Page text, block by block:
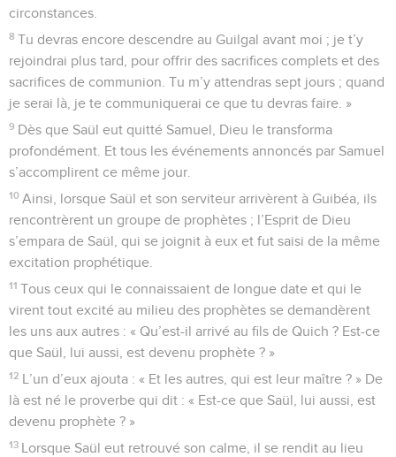
circonstances.
8 Tu devras encore descendre au Guilgal avant moi ; je t’y
rejoindrai plus tard, pour offrir des sacrifices complets et des
sacrifices de communion. Tu m’y attendras sept jours ; quand
je serai là, je te communiquerai ce que tu devras faire. »
9 Dès que Saül eut quitté Samuel, Dieu le transforma
profondément. Et tous les événements annoncés par Samuel
s’accomplirent ce même jour.
10 Ainsi, lorsque Saül et son serviteur arrivèrent à Guibéa, ils
rencontrèrent un groupe de prophètes ; l’Esprit de Dieu
s’empara de Saül, qui se joignit à eux et fut saisi de la même
excitation prophétique.
11 Tous ceux qui le connaissaient de longue date et qui le
virent tout excité au milieu des prophètes se demandèrent
les uns aux autres : « Qu’est-il arrivé au fils de Quich ? Est-ce
que Saül, lui aussi, est devenu prophète ? »
12 L’un d’eux ajouta : « Et les autres, qui est leur maître ? » De
là est né le proverbe qui dit : « Est-ce que Saül, lui aussi, est
devenu prophète ? »
13 Lorsque Saül eut retrouvé son calme, il se rendit au lieu